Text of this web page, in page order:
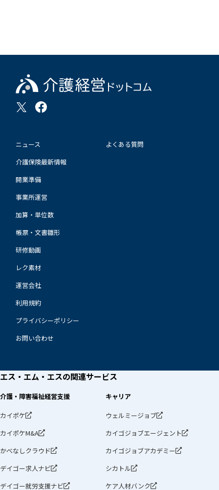
ニュース
介護保険最新情報
開業準備
事業所運営
加算・単位数
帳票・文書雛形
研修動画
レク素材
よくある質問
運営会社
利用規約
プライバシーポリシー
お問い合わせ
エス・エム・エスの関連サービス
介護・障害福祉経営支援
カイポケ
カイポケM&A
かべなしクラウド
デイゴー求人ナビ
デイゴー就労支援ナビ
キャリア
ウェルミージョブ
カイゴジョブエージェント
カイゴジョブアカデミー
シカトル
ケア人材バンク